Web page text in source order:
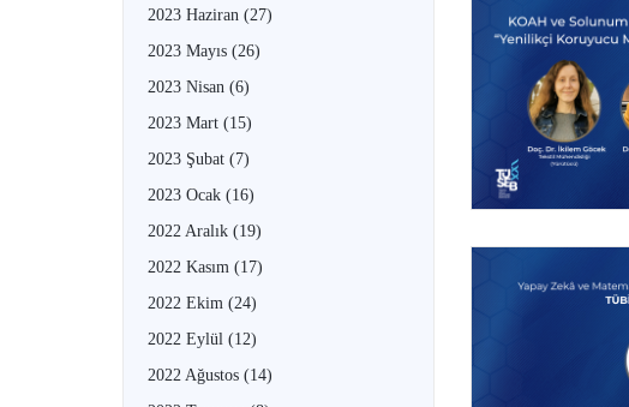
2023 Haziran (27)
2023 Mayıs (26)
2023 Nisan (6)
2023 Mart (15)
2023 Şubat (7)
2023 Ocak (16)
2022 Aralık (19)
2022 Kasım (17)
2022 Ekim (24)
2022 Eylül (12)
2022 Ağustos (14)